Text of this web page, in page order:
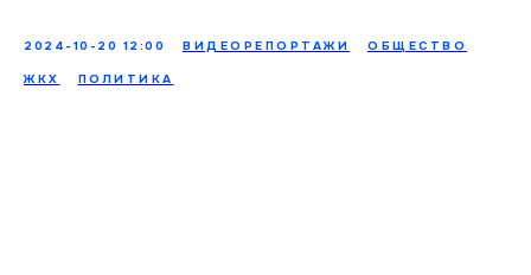
2024-10-20 12:00 ВИДЕОРЕПОРТАЖИ ОБЩЕСТВО
ЖКХ ПОЛИТИКА